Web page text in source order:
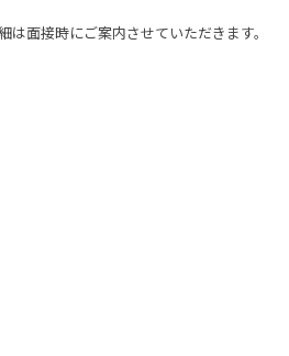
面接時にご案内させていただきます。